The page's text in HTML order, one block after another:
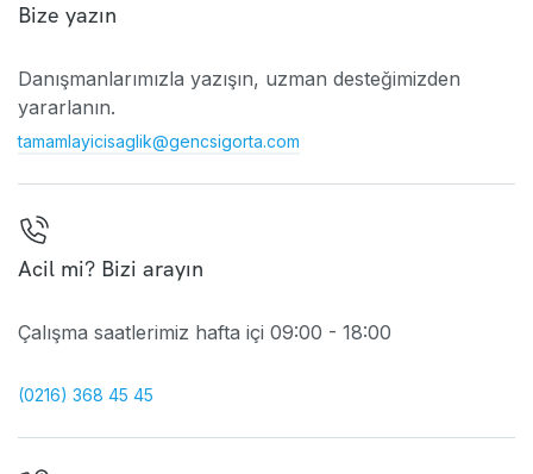
Bize yazın
Danışmanlarımızla yazışın, uzman desteğimizden
yararlanın.
tamamlayicisaglik@gencsigorta.com
Acil mi? Bizi arayın
Çalışma saatlerimiz hafta içi 09:00 - 18:00
(0216) 368 45 45